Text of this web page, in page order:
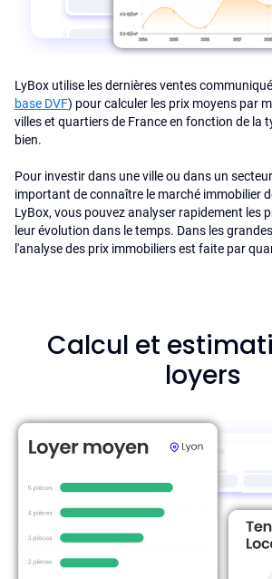
LyBox utilise les dernières ventes
base DVF) pour calculer les prix moyens par
villes et quartiers de France en fonction de la
bien.
Pour investir dans une ville ou dans un
important de connaître le marché immobilier
LyBox, vous pouvez analyser rapidement les
leur évolution dans le temps. Dans les
l'analyse des prix immobiliers est faite par
Calcul et
loyers